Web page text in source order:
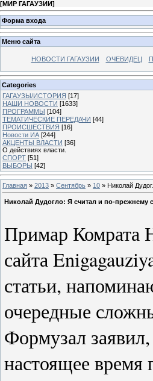
[МИР ГАГАУЗИИ]
Форма входа
Меню сайта
НОВОСТИ ГАГАУЗИИ ОЧЕВИДЕЦ
Categories
ГАГАУЗЫ/ИСТОРИЯ [17]
НАШИ НОВОСТИ [1633]
ПРОГРАММЫ [104]
ТЕМАТИЧЕСКИЕ ПЕРЕДАЧИ [44]
ПРОИСШЕСТВИЯ [16]
Новости ИА [244]
АКЦЕНТЫ ВЛАСТИ [36]
О действиях власти.
СПОРТ [51]
ВЫБОРЫ [42]
Главная » 2013 » Сентябрь » 10 » Николай
Николай Дудогло: Я считал и по-прежнему
Примар Комрата
сайта
статьи,
очередные
Формузал
настоящее время